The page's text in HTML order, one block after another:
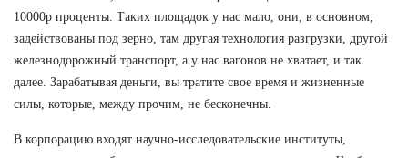
10000р проценты. Таких площадок у нас мало, они, в основном,
задействованы под зерно, там другая технология разгрузки, другой
железнодорожный транспорт, а у нас вагонов не хватает, и так
далее. Зарабатывая деньги, вы тратите свое время и жизненные
силы, которые, между прочим, не бесконечны.
В корпорацию входят научно-исследовательские институты,